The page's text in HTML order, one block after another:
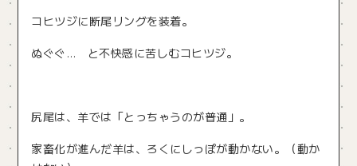
コヒツジに断尾リングを装着。
ぬぐぐ… と不快感に苦しむコヒツジ。
尻尾は、羊では「とっちゃうのが普通」。
家畜化が進んだ羊は、ろくにしっぽが動かない。（動か